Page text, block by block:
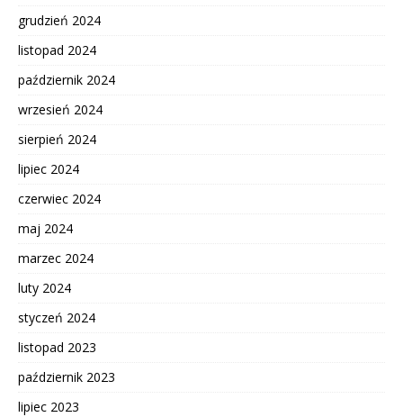
grudzień 2024
listopad 2024
październik 2024
wrzesień 2024
sierpień 2024
lipiec 2024
czerwiec 2024
maj 2024
marzec 2024
luty 2024
styczeń 2024
listopad 2023
październik 2023
lipiec 2023